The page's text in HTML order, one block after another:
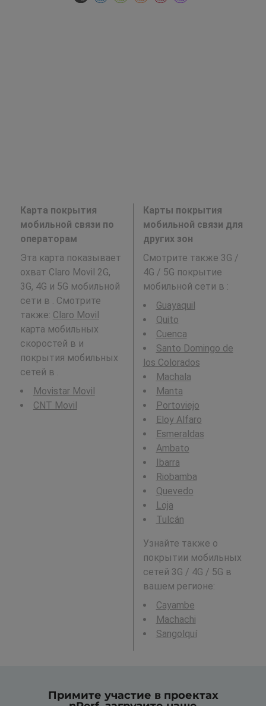
Карта покрытия
мобильной связи по
операторам
Эта карта показывает
охват Claro Movil 2G,
3G, 4G и 5G мобильной
сети в . Смотрите
также: Claro Movil
карта мобильных
скоростей в и
покрытия мобильных
сетей в .
Movistar Movil
CNT Movil
Карты покрытия
мобильной связи для
других зон
Смотрите также 3G /
4G / 5G покрытие
мобильной сети в :
Guayaquil
Quito
Cuenca
Santo Domingo de
los Colorados
Machala
Manta
Portoviejo
Eloy Alfaro
Esmeraldas
Ambato
Ibarra
Riobamba
Quevedo
Loja
Tulcán
Узнайте также о
покрытии мобильных
сетей 3G / 4G / 5G в
вашем регионе:
Cayambe
Machachi
Sangolquí
Примите участие в проектах